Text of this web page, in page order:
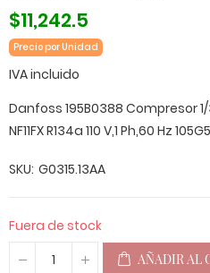
$11,242.5
Precio por Unidad
IVA incluido
Danfoss 195B0388 Compresor
NF11FX R134a 110 V,1 Ph,60 Hz
SKU G0315.13AA
Fuera de stock
AÑADIR AL